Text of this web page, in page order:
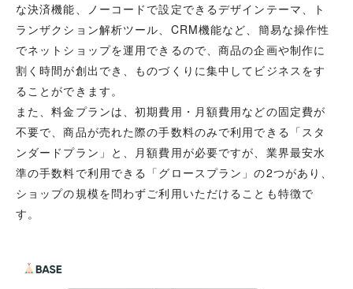
な決済機能、ノーコードで設定できるデザインテーマ、ト
ランザクション解析ツール、CRM機能など、簡易な操作性
でネットショップを運用できるので、商品の企画や制作に
割く時間が創出でき、ものづくりに集中してビジネスをす
ることができます。
また、料金プランは、初期費用・月額費用などの固定費が
不要で、商品が売れた際の手数料のみで利用できる「スタ
ンダードプラン」と、月額費用が必要ですが、業界最安水
準の手数料で利用できる「グロースプラン」の2つがあり、
ショップの規模を問わずご利用いただけることも特徴で
す。